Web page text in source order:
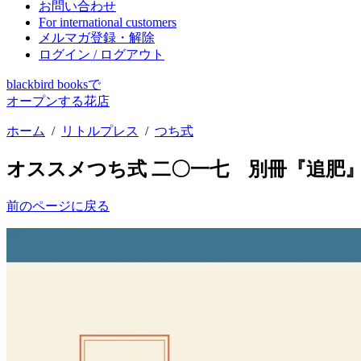
お問い合わせ
For international customers
メルマガ登録・解除
ログイン / ログアウト
blackbird booksで
オープンする花店
ホーム / リトルプレス / つち式
オススメつち式 二〇一七 別冊『追肥
前のページに戻る